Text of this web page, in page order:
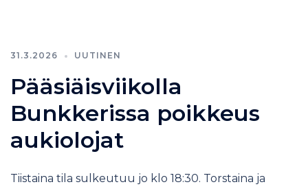
31.3.2026 UUTINEN
Pääsiäisviikolla
Bunkkerissa poikkeus
aukiolojat
Tiistaina tila sulkeutuu jo klo 18:30. Torstaina ja